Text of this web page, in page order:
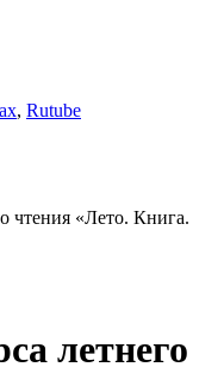
, Rutube
чтения «Лето. Книга.
летнего